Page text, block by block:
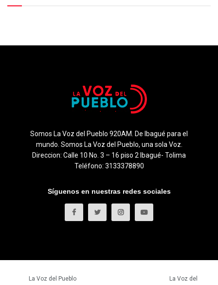
Somos La Voz del Pueblo 920AM. De Ibagué para el
mundo. Somos La Voz del Pueblo, una sola Voz.
Direccion: Calle 10 No. 3 – 16 piso 2 Ibagué- Tolima
Teléfono: 3133378890
Síguenos en nuestras redes sociales
La Voz del Pueblo La Voz del